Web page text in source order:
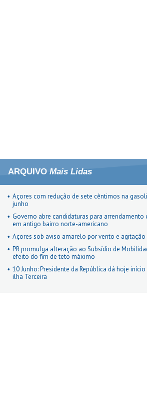
ARQUIVO Mais Lidas
Açores com redução de sete cêntimos na
junho
Governo abre candidaturas para
em antigo bairro norte-americano
Açores sob aviso amarelo por vento e agitação
PR promulga alteração ao Subsídio de
efeito do fim de teto máximo
10 Junho: Presidente da República dá hoje
ilha Terceira